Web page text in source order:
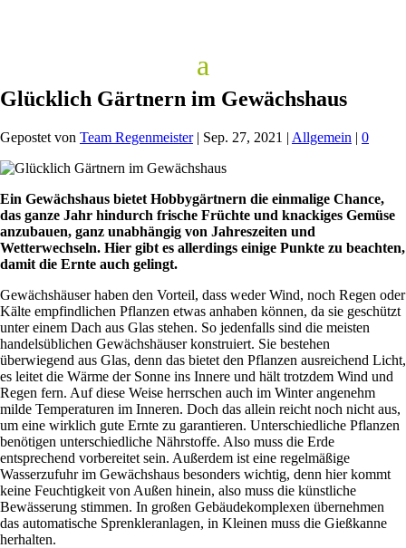
Glücklich Gärtnern im Gewächshaus
Gepostet von Team Regenmeister| Sep. 27, 2021 | Allgemein | 0
Ein Gewächshaus bietet Hobbygärtnern die einmalige Chance,
das ganze Jahr hindurch frische Früchte und knackiges Gemüse
anzubauen, ganz unabhängig von Jahreszeiten und
Wetterwechseln. Hier gibt es allerdings einige Punkte zu beachten,
damit die Ernte auch gelingt.
Gewächshäuser haben den Vorteil, dass weder Wind, noch Regen oder
Kälte empfindlichen Pflanzen etwas anhaben können, da sie geschützt
unter einem Dach aus Glas stehen. So jedenfalls sind die meisten
handelsüblichen Gewächshäuser konstruiert. Sie bestehen
überwiegend aus Glas, denn das bietet den Pflanzen ausreichend Licht,
es leitet die Wärme der Sonne ins Innere und hält trotzdem Wind und
Regen fern. Auf diese Weise herrschen auch im Winter angenehm
milde Temperaturen im Inneren. Doch das allein reicht noch nicht aus,
um eine wirklich gute Ernte zu garantieren. Unterschiedliche Pflanzen
benötigen unterschiedliche Nährstoffe. Also muss die Erde
entsprechend vorbereitet sein. Außerdem ist eine regelmäßige
Wasserzufuhr im Gewächshaus besonders wichtig, denn hier kommt
keine Feuchtigkeit von Außen hinein, also muss die künstliche
Bewässerung stimmen. In großen Gebäudekomplexen übernehmen
das automatische Sprenkleranlagen, in Kleinen muss die Gießkanne
herhalten.